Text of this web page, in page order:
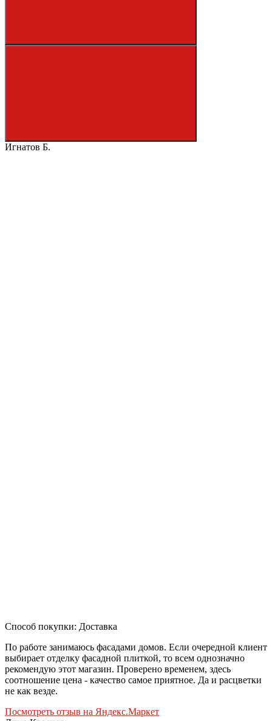
Игнатов Б.
Способ покупки: Доставка
По работе занимаюсь фасадами домов. Если очередной клиент
выбирает отделку фасадной плиткой, то всем однозначно
рекомендую этот магазин. Проверено временем, здесь
соотношение цена - качество самое приятное. Да и расцветки
не как везде.
Посмотреть отзыв на Яндекс.Маркет